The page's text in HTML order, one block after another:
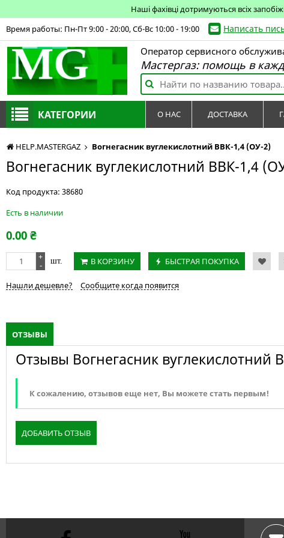
Наші фахівці дотримуються всіх
HELP.MASTERGAZ Вогнегасник вуглекислотний ВВК-1,4 (ОУ-2)
Вогнегасник вуглекислотний ВВК-1,4
Код продукта: 38680
Есть в наличии
0.00₴
+
-
шт. В КОРЗИНУ БЫСТРАЯ ПОКУПКА
Нашли дешевле? Сообщите когда появится
ОТЗЫВЫ
Отзывы Вогнегасник вуглекислотний
К сожалению, отзывов еще нет, Вы можете стать первым!
ДОБАВИТЬ ОТЗЫВ
Время работы: Пн-Пт 9:00 - 20:00, Сб-Вс 10:00 - 19:00 Написать
Оператор сервисного
Мастергаз: помощь в
КАТЕГОРИИ О НАС ДОСТАВКА